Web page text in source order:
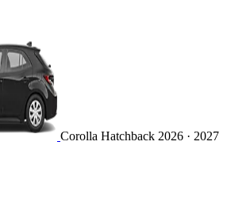
Corolla Hatchback 2026 · 2027